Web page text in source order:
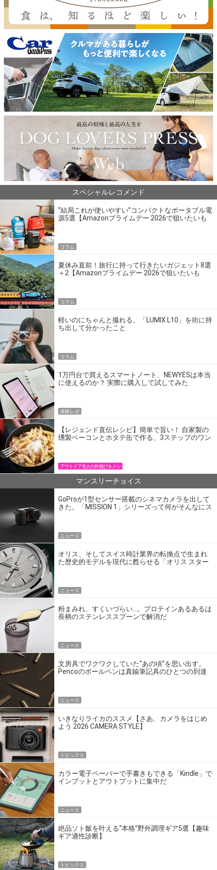
スペシャルレコメンド
“結局これが使いやすい”コンパクトなポータブル電
源5選【Amazonプライムデー 2026で狙いたいも
コラム
夏休み直前！旅行に持って行きたいガジェット8選
＋2【Amazonプライムデー 2026で狙いたいも
コラム
軽いのにちゃんと撮れる。「LUMIX L10」を街に持
ち出して分かったこと
コラム
1万円台で買えるスマートノート、NEWYESは本当
に使えるのか？ 実際に購入して試してみた
体験レポ
【レジェンド直伝レシピ】簡単で旨い！ 自家製の
燻製ベーコンとホタテ缶で作る、3ステップのワン
アウトドア名人の外遊び＆メシ
マンスリーチョイス
GoProが1型センサー搭載のシネマカメラを出して
きた。「MISSION 1」シリーズって何がそんなにス
ニュース
オリス、そしてスイス時計業界の転換点で生まれ
た歴史的モデルを現代に甦らせる「オリス スター
ニュース
粉まみれ、すくいづらい…。プロテインあるあるは
長柄のステンレススプーンで解消だ
ニュース
文房具でワクワクしていた“あの頃”を思い出す。
Pencoのボールペンは真鍮筆記具のひとつの到達
ニュース
いきなりライカのススメ【さあ、カメラをはじめ
よう 2026 CAMERA STYLE】
トピックス
カラー電子ペーパーで手書きもできる「Kindle」で
インプットとアウトプットに集中だ
ニュース
絶品ソト飯を叶える“本格”野外調理ギア5選【趣味
ギア適性診断】
トピックス